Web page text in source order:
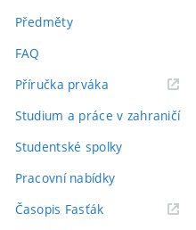
Předměty
FAQ
Příručka prváka(externí
Studium a práce v zahraničí
Studentské spolky
Pracovní nabídky
Časopis Fasťák(externí